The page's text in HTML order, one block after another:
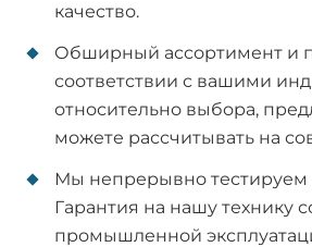
качество.
Обширный ассортимент и
соответствии с вашими
относительно выбора,
можете рассчитывать на
Мы непрерывно тестируем
Гарантия на нашу технику
промышленной